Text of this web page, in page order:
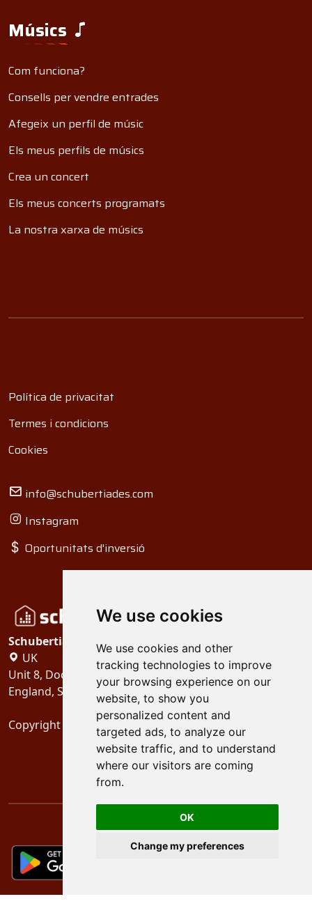
We use cookies
We use cookies and other
tracking technologies to improve
your browsing experience on our
website, to show you
personalized content and
targeted ads, to analyze our
website traffic, and to understand
where our visitors are coming
from.
OK
Change my preferences
Músics
Com funciona?
Consells per vendre entrades
Afegeix un perfil de músic
Els meus perfils de músics
Crea un concert
Els meus concerts programats
La nostra xarxa de músics
Política de privacitat
Termes i condicions
Cookies
info@schubertiades.com
Instagram
Oportunitats d'inversió
Schubertiades, Ltd.
UK
Unit 8, Dock Offices, Surrey Quays Road, London
England, SE16 2XU
Copyright 2024 Schubertiades, Ltd.